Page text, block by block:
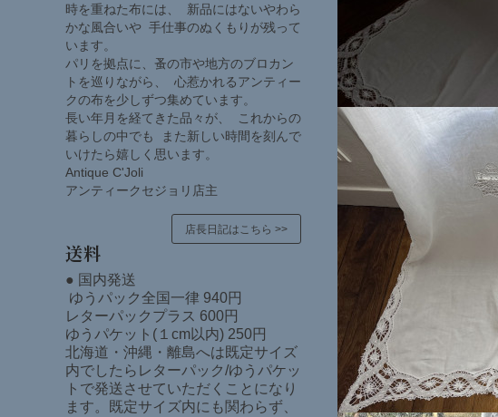
時を重ねた布には、 新品にはないやわら
かな風合いや 手仕事のぬくもりが残って
います。
パリを拠点に、蚤の市や地方のブロカン
トを巡りながら、 心惹かれるアンティー
クの布を少しずつ集めています。
長い年月を経てきた品々が、 これからの
暮らしの中でも また新しい時間を刻んで
いけたら嬉しく思います。
Antique C'Joli
アンティークセジョリ店主
店長日記はこちら >>
送料
● 国内発送
ゆうパック全国一律 940円
レターパックプラス 600円
ゆうパケット(１cm以内) 250円
北海道・沖縄・離島へは既定サイズ
内でしたらレターパック/ゆうパケッ
トで発送させていただくことになり
ます。既定サイズ内にも関わらず、